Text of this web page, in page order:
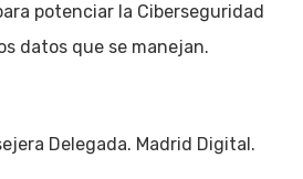
potenciar la Ciberseguridad
datos que se manejan.
Delegada. Madrid Digital.